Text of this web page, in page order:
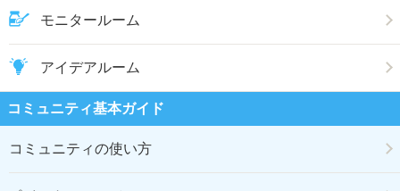
モニタールーム
アイデアルーム
コミュニティ基本ガイド
コミュニティの使い方